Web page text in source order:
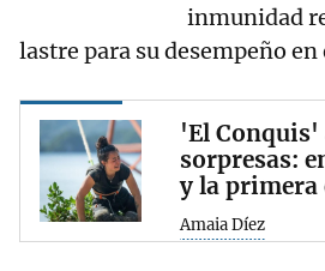
inmunidad
lastre para su desempeño
'El
sorpresas:
y la primera
Amaia Díez